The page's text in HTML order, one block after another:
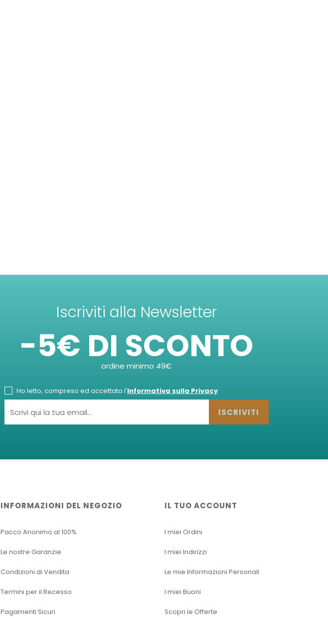
Iscriviti alla Newsletter
-5€ DI SCONTO
ordine minimo 49€
Ho letto, compreso ed accettato l'Informativa sulla Privacy
ISCRIVITI
INFORMAZIONI DEL NEGOZIO
Pacco Anonimo al 100%
Le nostre Garanzie
Condizioni di Vendita
Termini per il Recesso
Pagamenti Sicuri
IL TUO ACCOUNT
I miei Ordini
I miei Indirizzi
Le mie Informazioni Personali
I miei Buoni
Scopri le Offerte